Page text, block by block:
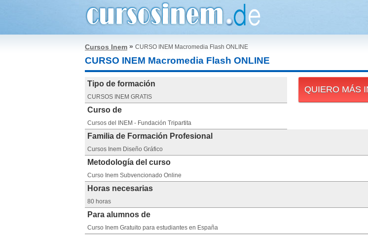
Cursos Inem » CURSO INEM Macromedia Flash ONLINE
CURSO INEM Macromedia Flash ONLINE
QUIERO MÁS
Tipo de formación
CURSOS INEM GRATIS
Curso de
Cursos del INEM - Fundación Tripartita
Familia de Formación Profesional
Cursos Inem Diseño Gráfico
Metodología del curso
Curso Inem Subvencionado Online
Horas necesarias
80 horas
Para alumnos de
Curso Inem Gratuito para estudiantes en España